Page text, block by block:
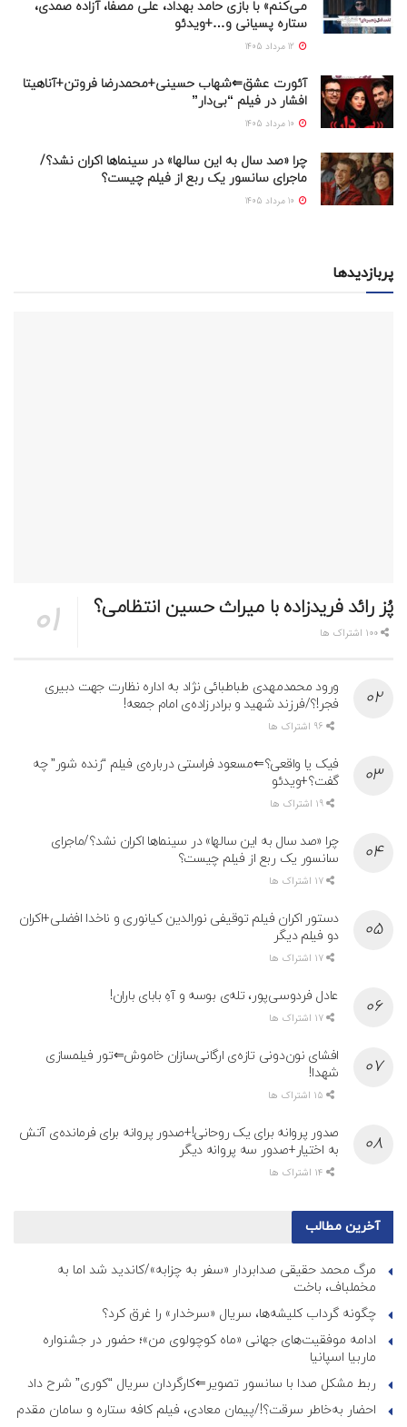
می‌کنم» با بازی حامد بهداد، علی مصفا، آزاده صمدی،
ستاره پسیانی و…+ویدئو
آئورت عشق⇐شهاب حسینی+محمدرضا فروتن+آناهیتا
افشار در فیلم “بی‌دار”
چرا «صد سال به این سالها» در سینماها اکران نشد؟/
ماجرای سانسور یک ربع از فیلم چیست؟
پربازدیدها
پُز رائد فریدزاده با میراث حسین انتظامی؟
ورود محمدمهدی طباطبائی نژاد به اداره نظارت جهت دبیری
فجر!؟/فرزند شهید و برادرزاده‌ی امام جمعه!
فیک یا واقعی؟⇐مسعود فراستی درباره‌ی فیلم “زنده شور” چه
گفت؟+ویدئو
چرا «صد سال به این سالها» در سینماها اکران نشد؟/ماجرای
سانسور یک ربع از فیلم چیست؟
دستور اکران فیلم توقیفی نورالدین کیانوری و ناخدا افضلی+اکران
دو فیلم دیگر
عادل فردوسی‌پور، تله‌ی بوسه و آهِ بابای باران!
افشای نون‌دونی تازه‌ی ارگانی‌سازان خاموش⇐تور فیلمسازی
شهدا!
صدور پروانه برای یک روحانی!+صدور پروانه برای فرمانده‌ی آتش
به اختیار+صدور سه پروانه دیگر
آخرین مطالب
مرگ محمد حقیقی صدابردار «سفر به چزابه»/کاندید شد اما به
مخملباف، باخت
چگونه گرداب کلیشه‌ها، سریال «سرخدار» را غرق کرد؟
ادامه موفقیت‌های جهانی «ماه کوچولوی من»؛ حضور در جشنواره
ماربیا اسپانیا
ربط مشکل صدا با سانسور تصویر⇐کارگردان سریال “کوری” شرح داد
احضار به‌خاطر سرقت؟!/پیمان معادی، فیلم کافه ستاره و سامان مقدم